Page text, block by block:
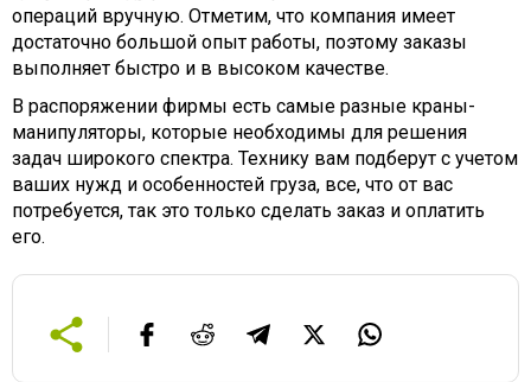
операций вручную. Отметим, что компания имеет
достаточно большой опыт работы, поэтому заказы
выполняет быстро и в высоком качестве.
В распоряжении фирмы есть самые разные краны-
манипуляторы, которые необходимы для решения
задач широкого спектра. Технику вам подберут с учетом
ваших нужд и особенностей груза, все, что от вас
потребуется, так это только сделать заказ и оплатить
его.